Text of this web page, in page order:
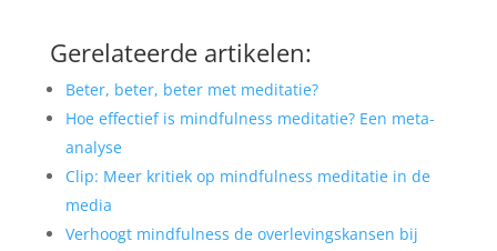
Gerelateerde artikelen:
Beter, beter, beter met meditatie?
Hoe effectief is mindfulness meditatie? Een meta-
analyse
Clip: Meer kritiek op mindfulness meditatie in de
media
Verhoogt mindfulness de overlevingskansen bij